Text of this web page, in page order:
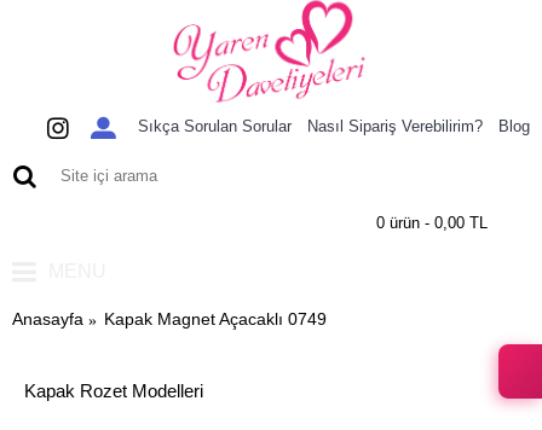
0 ürün - 0,00 TL
Sıkça Sorulan Sorular Nasıl Sipariş Verebilirim? Blog
Anasayfa Kapak Magnet Açacaklı 0749
Kapak Rozet Modelleri